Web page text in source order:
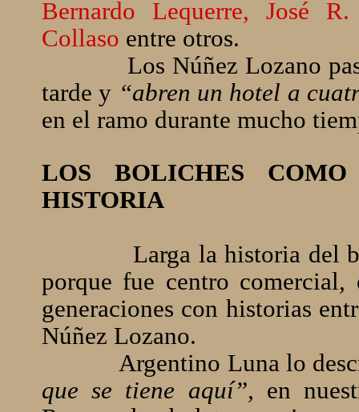
Bernardo Lequerre, José
Collaso entre otros.
Los Núñez Lozano
tarde y “abren un hotel a
en el ramo durante mucho
LOS BOLICHES
HISTORIA
Larga la historia del
porque fue centro
generaciones con historias
Núñez Lozano.
Argentino Luna lo
que se tiene aquí”, en